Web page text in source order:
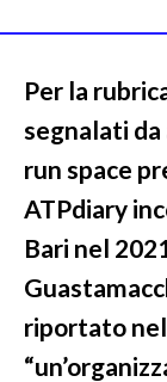
Per la
segnalati
run space
ATPdiary
Bari nel
riportato